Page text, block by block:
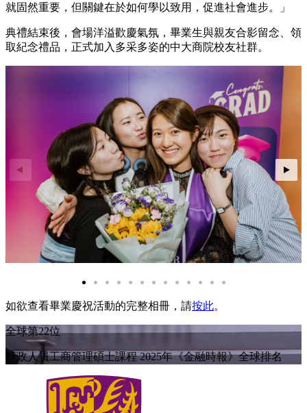
就固然重要，但關鍵在於如何學以致用，促進社會進步。」
典禮結束後，會場洋溢歡慶氣氛，畢業生與親友合影留念、領
取紀念禮品，正式加入多采多姿的中大商院校友社群。
如欲查看畢業慶祝活動的完整相冊，請按此。
全球第22位
行政人員工商管理碩士課程 2025年《金融時報》全球排名